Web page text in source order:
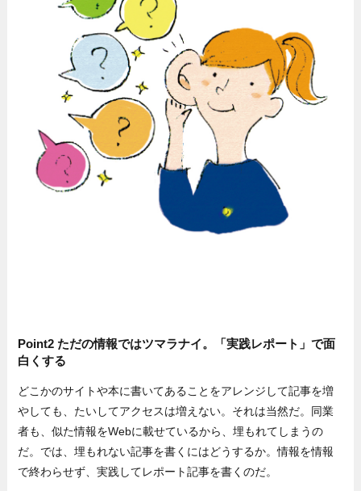
Point2 ただの情報ではツマラナイ。「実践レポート」で面
白くする
どこかのサイトや本に書いてあることをアレンジして記事を増
やしても、たいしてアクセスは増えない。それは当然だ。同業
者も、似た情報をWebに載せているから、埋もれてしまうの
だ。では、埋もれない記事を書くにはどうするか。情報を情報
で終わらせず、実践してレポート記事を書くのだ。